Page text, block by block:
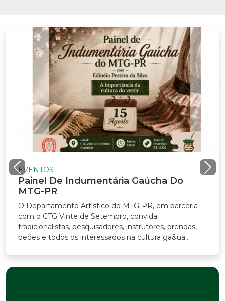
De Indumentária Gaúcha Do
PR
Departamento Artístico do MTG-PR, em parceria
o CTG Vinte de Setembro, convida
pesquisadores, instrutores, prendas,
e todos os interessados na cultura ga&ua...